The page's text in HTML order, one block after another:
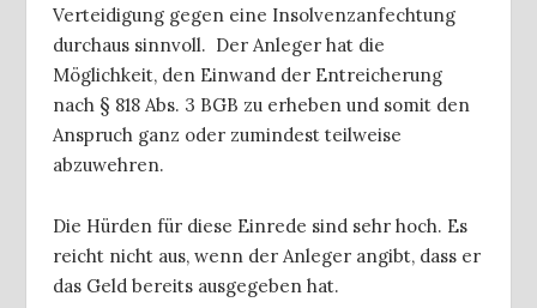
Verteidigung gegen eine Insolvenzanfechtung
durchaus sinnvoll. Der Anleger hat die
Möglichkeit, den Einwand der Entreicherung
nach § 818 Abs. 3 BGB zu erheben und somit den
Anspruch ganz oder zumindest teilweise
abzuwehren.
Die Hürden für diese Einrede sind sehr hoch. Es
reicht nicht aus, wenn der Anleger angibt, dass er
das Geld bereits ausgegeben hat.